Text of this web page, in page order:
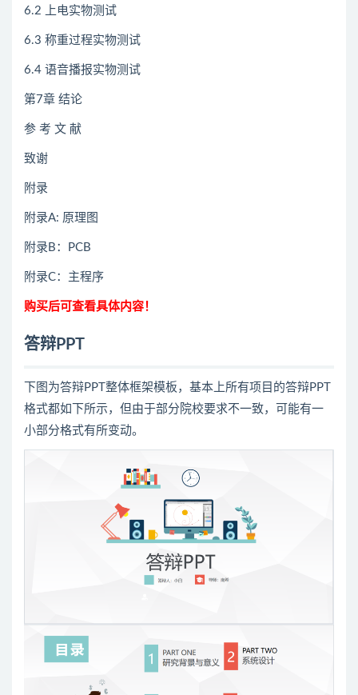
6.2 上电实物测试
6.3 称重过程实物测试
6.4 语音播报实物测试
第7章 结论
参 考 文 献
致谢
附录
附录A: 原理图
附录B：PCB
附录C：主程序
购买后可查看具体内容！
答辩PPT
下图为答辩PPT整体框架模板，基本上所有项目的答辩PPT
格式都如下所示，但由于部分院校要求不一致，可能有一
小部分格式有所变动。